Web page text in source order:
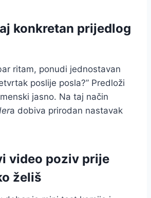
konkretan prijedlog
ritam, ponudi jednostavan
poslije posla?” Predloži
jasno. Na taj način
a dobiva prirodan nastavak
video poziv prije
želiš